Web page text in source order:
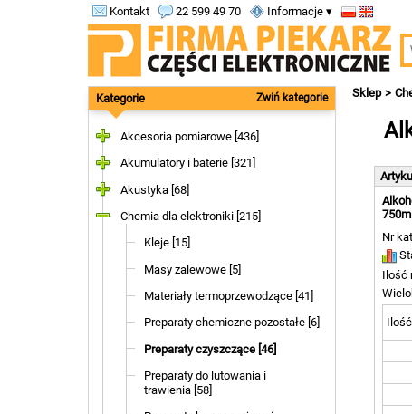
Kontakt 22 599 49 70 Informacje ▾
Kategorie Zwiń kategorie
Akcesoria pomiarowe [436]
Akumulatory i baterie [321]
Akustyka [68]
Chemia dla elektroniki [215]
Kleje [15]
Masy zalewowe [5]
Materiały termoprzewodzące [41]
Preparaty chemiczne pozostałe [6]
Preparaty czyszczące [46]
Preparaty do lutowania i
trawienia [58]
Sklep
Nr
Ilość
Ilość